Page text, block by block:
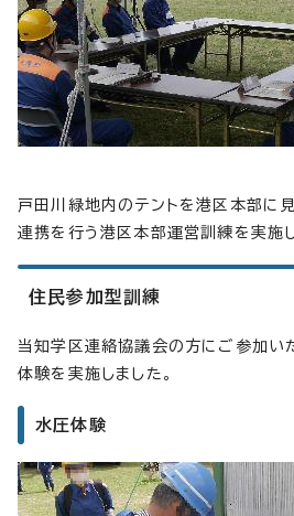
戸田川緑地内のテントを港区本部に
連携を行う港区本部運営訓練を実施し
住民参加型訓練
当知学区連絡協議会の方にご参加い
体験を実施しました。
水圧体験